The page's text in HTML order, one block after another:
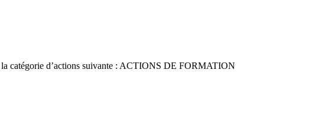
la catégorie d’actions suivante : ACTIONS DE FORMATION